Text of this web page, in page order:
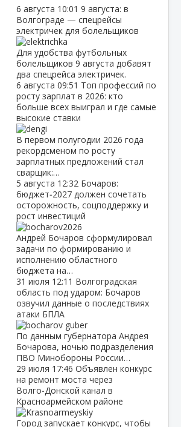
6 августа 10:01 9 августа: в
Волгограде — спецрейсы
электричек для болельщиков
Для удобства футбольных
болельщиков 9 августа добавят
два спецрейса электричек.
6 августа 09:51 Топ профессий по
росту зарплат в 2026: кто
больше всех выиграл и где самые
высокие ставки
В первом полугодии 2026 года
рекордсменом по росту
зарплатных предложений стал
сварщик:…
5 августа 12:32 Бочаров:
бюджет‑2027 должен сочетать
осторожность, соцподдержку и
рост инвестиций
Андрей Бочаров сформулировал
задачи по формированию и
исполнению областного
бюджета на…
31 июля 12:11 Волгоградская
область под ударом: Бочаров
озвучил данные о последствиях
атаки БПЛА
По данным губернатора Андрея
Бочарова, ночью подразделения
ПВО Минобороны России…
29 июля 17:46 Объявлен конкурс
на ремонт моста через
Волго‑Донской канал в
Красноармейском районе
Город запускает конкурс, чтобы